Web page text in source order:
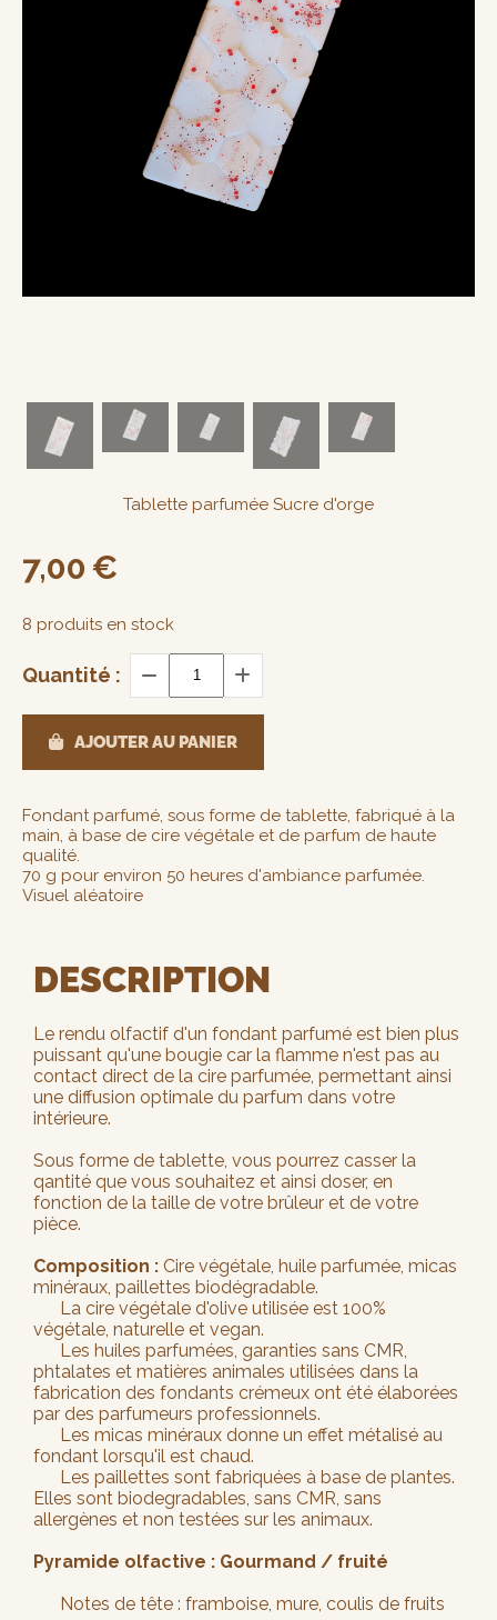
Tablette parfumée Sucre d'orge
7,00 €
8 produits en stock
Quantité :
AJOUTER AU PANIER
Fondant parfumé, sous forme de tablette, fabriqué à la
main, à base de cire végétale et de parfum de haute
qualité.
70 g pour environ 50 heures d'ambiance parfumée.
Visuel aléatoire
DESCRIPTION
Le rendu olfactif d'un fondant parfumé est bien plus
puissant qu'une bougie car la flamme n'est pas au
contact direct de la cire parfumée, permettant ainsi
une diffusion optimale du parfum dans votre
intérieure.
Sous forme de tablette, vous pourrez casser la
qantité que vous souhaitez et ainsi doser, en
fonction de la taille de votre brûleur et de votre
pièce.
Composition : Cire végétale, huile parfumée, micas
minéraux, paillettes biodégradable.
La cire végétale d'olive utilisée est 100%
végétale, naturelle et vegan.
Les huiles parfumées, garanties sans CMR,
phtalates et matières animales utilisées dans la
fabrication des fondants crémeux ont été élaborées
par des parfumeurs professionnels.
Les micas minéraux donne un effet métalisé au
fondant lorsqu'il est chaud.
Les paillettes sont fabriquées à base de plantes.
Elles sont biodegradables, sans CMR, sans
allergènes et non testées sur les animaux.
Pyramide olfactive : Gourmand / fruité
Notes de tête : framboise, mure, coulis de fruits